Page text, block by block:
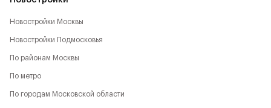
Новостройки Москвы
Новостройки Подмосковья
По районам Москвы
По метро
По городам Московской области